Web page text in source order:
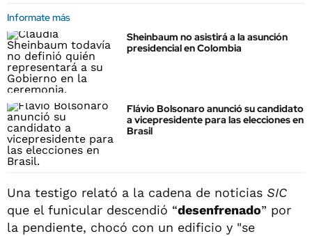
Informate más
Sheinbaum no asistirá a la asunción
presidencial en Colombia
Flávio Bolsonaro anunció su candidato
a vicepresidente para las elecciones en
Brasil
Una testigo relató a la cadena de noticias SIC
que el funicular descendió “desenfrenado” por
la pendiente, chocó con un edificio y "se